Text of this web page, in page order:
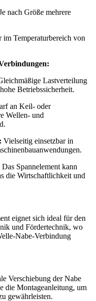
nach Größe mehrere
im Temperaturbereich von
Lastverteilung
Betriebssicherheit.
an Keil- oder
Wellen- und
Vielseitig einsetzbar in
Das Spannelement kann
die Wirtschaftlichkeit und
eignet sich ideal für den
und Fördertechnik, wo
Nabe-Verbindung
Verschiebung der Nabe
die Montageanleitung, um
gewährleisten.